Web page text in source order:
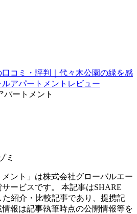
コミ・評判｜代々木公園の緑を感
アパートメントレビュー
パートメント
ミ
ント」は株式会社グローバルエー
ービスです。 本記事はSHARE
紹介・比較記事であり、提携記
報は記事執筆時点の公開情報等を